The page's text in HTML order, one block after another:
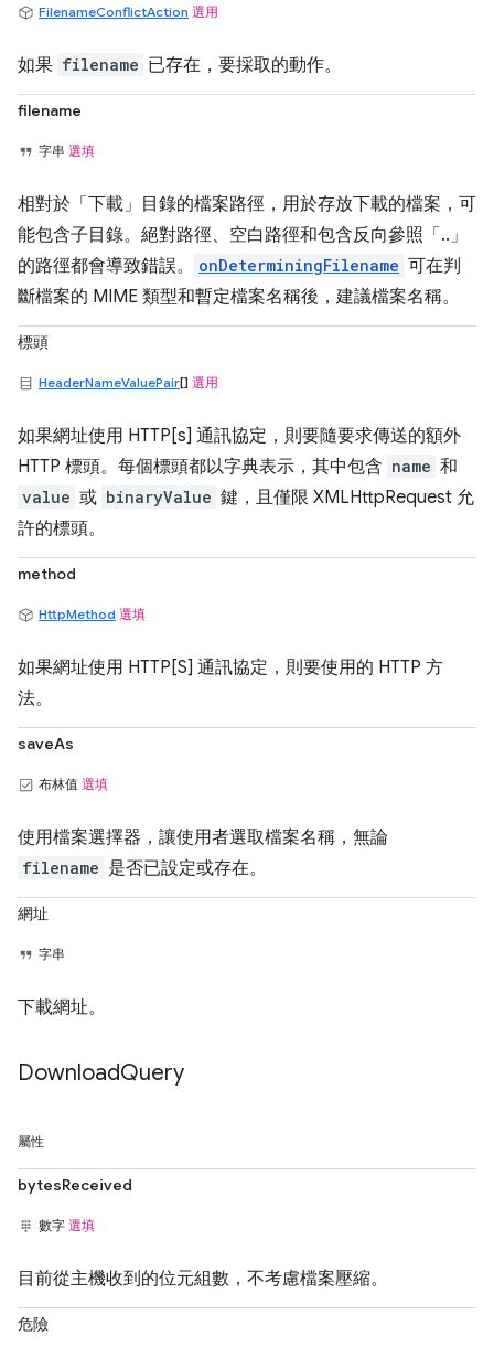
FilenameConflictAction 選用
如果 filename 已存在，要採取的動作。
filename
字串 選填
相對於「下載」目錄的檔案路徑，用於存放下載的檔案，可
能包含子目錄。絕對路徑、空白路徑和包含反向參照「..」
的路徑都會導致錯誤。
onDeterminingFilename 可在判
斷檔案的 MIME 類型和暫定檔案名稱後，建議檔案名稱。
標頭
HeaderNameValuePair[] 選用
如果網址使用 HTTP[s] 通訊協定，則要隨要求傳送的額外
HTTP 標頭。每個標頭都以字典表示，其中包含 name 和
value 或 binaryValue 鍵，且僅限 XMLHttpRequest 允
許的標頭。
method
HttpMethod 選填
如果網址使用 HTTP[S] 通訊協定，則要使用的 HTTP 方
法。
saveAs
布林值 選填
使用檔案選擇器，讓使用者選取檔案名稱，無論
filename 是否已設定或存在。
網址
字串
下載網址。
DownloadQuery
屬性
bytesReceived
數字 選填
目前從主機收到的位元組數，不考慮檔案壓縮。
危險